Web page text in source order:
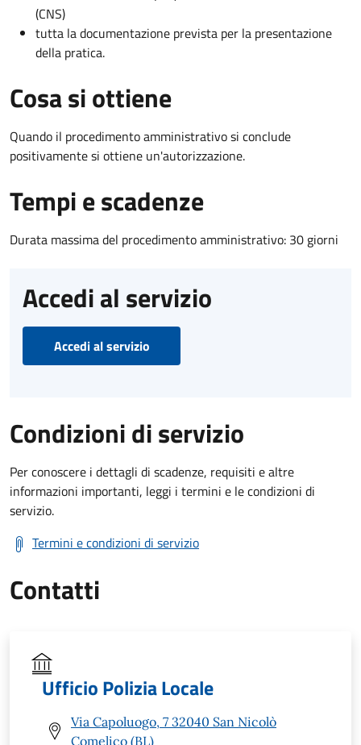
(CNS)
tutta la documentazione prevista per la presentazione
della pratica.
Cosa si ottiene
Quando il procedimento amministrativo si conclude
positivamente si ottiene un'autorizzazione.
Tempi e scadenze
Durata massima del procedimento amministrativo: 30 giorni
Accedi al servizio
Accedi al servizio
Condizioni di servizio
Per conoscere i dettagli di scadenze, requisiti e altre
informazioni importanti, leggi i termini e le condizioni di
servizio.
Termini e condizioni di servizio
Contatti
Ufficio Polizia Locale
Via Capoluogo, 7 32040 San Nicolò
Comelico (BL)